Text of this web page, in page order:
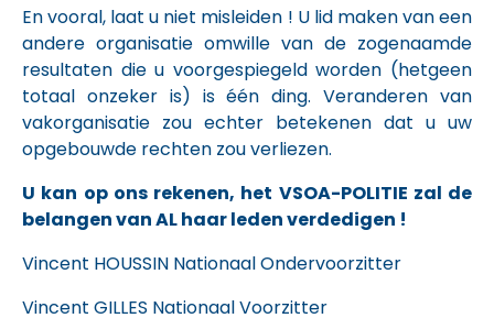
En vooral, laat u niet misleiden ! U lid maken van een
andere organisatie omwille van de zogenaamde
resultaten die u voorgespiegeld worden (hetgeen
totaal onzeker is) is één ding. Veranderen van
vakorganisatie zou echter betekenen dat u uw
opgebouwde rechten zou verliezen.
U kan op ons rekenen, het VSOA-POLITIE zal de
belangen van AL haar leden verdedigen !
Vincent HOUSSIN Nationaal Ondervoorzitter
Vincent GILLES Nationaal Voorzitter